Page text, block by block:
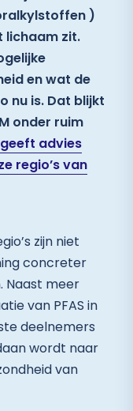
)
lichaam zit.
en wat de
nu is. Dat blijkt
onder ruim
geeft advies
regio’s van
zijn niet
concreter
Naast meer
van PFAS in
deelnemers
wordt naar
van